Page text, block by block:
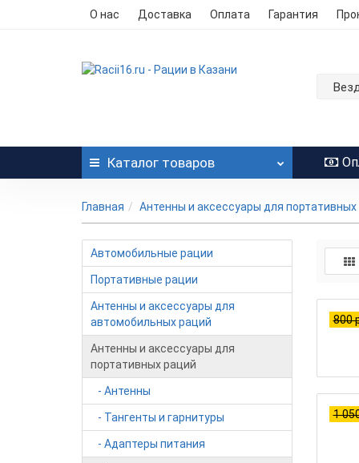
О нас Доставка Оплата Гарантия
Каталог товаров
Главная Антенны и аксессуары для портативных
Автомобильные рации
Портативные рации
Антенны и аксессуары для
автомобильных раций
Антенны и аксессуары для
портативных раций
- Антенны
- Тангенты и гарнитуры
- Адаптеры питания
800
1